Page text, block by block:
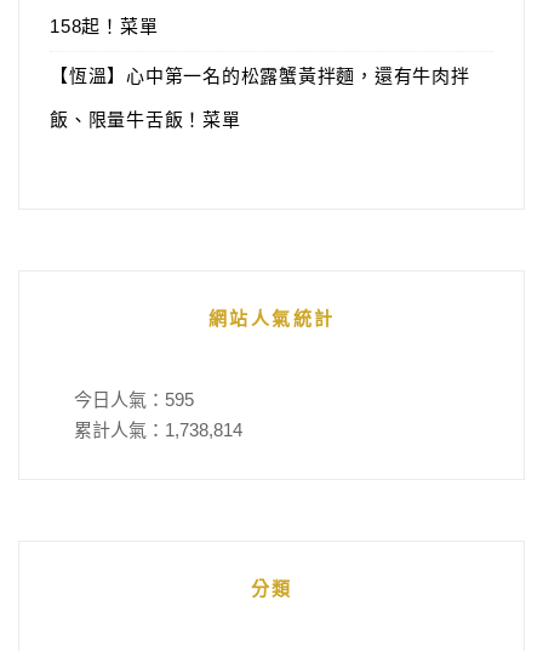
158起！菜單
【恆溫】心中第一名的松露蟹黃拌麵，還有牛肉拌
飯、限量牛舌飯！菜單
網站人氣統計
今日人氣： 595
累計人氣： 1,738,814
分類